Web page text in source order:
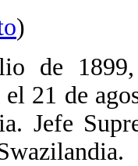
)
de 1899,
21 de
Jefe